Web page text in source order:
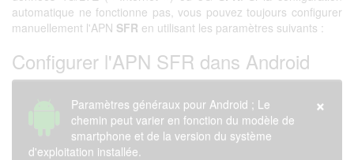
automatique ne fonctionne pas, vous pouvez toujours configurer
manuellement l'APN SFR en utilisant les paramètres suivants :
Configurer l'APN SFR dans Android
×
Paramètres généraux pour Android ; Le
chemin peut varier en fonction du modèle de
smartphone et de la version du système
d'exploitation installée.